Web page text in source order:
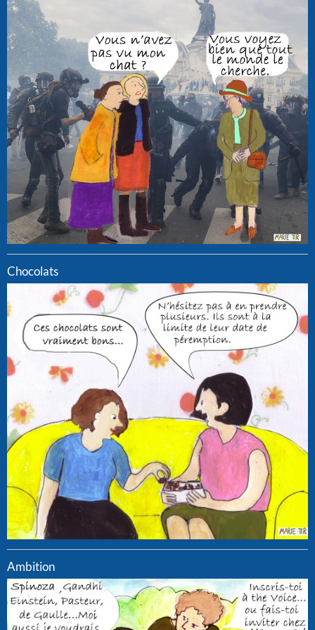
Chocolats
Ambition